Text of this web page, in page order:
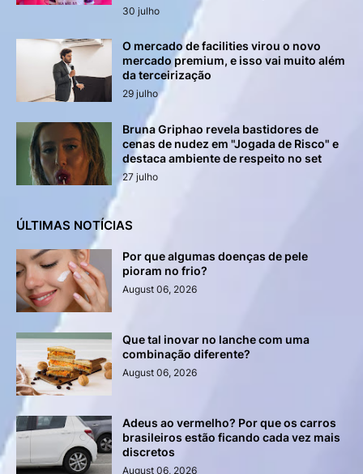
30 julho
O mercado de facilities virou o novo
mercado premium, e isso vai muito além
da terceirização
29 julho
Bruna Griphao revela bastidores de
cenas de nudez em "Jogada de Risco" e
destaca ambiente de respeito no set
27 julho
ÚLTIMAS NOTÍCIAS
Por que algumas doenças de pele
pioram no frio?
August 06, 2026
Que tal inovar no lanche com uma
combinação diferente?
August 06, 2026
Adeus ao vermelho? Por que os carros
brasileiros estão ficando cada vez mais
discretos
August 06, 2026